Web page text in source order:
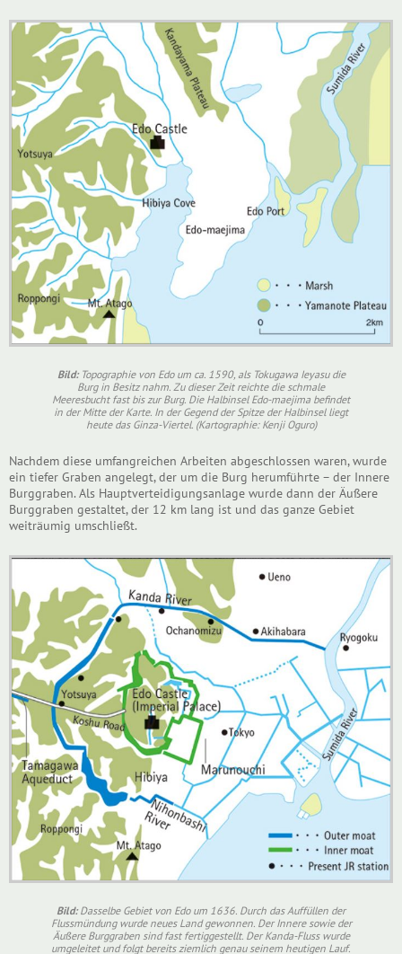
Bild:Topographie von Edo um ca. 1590, als Tokugawa Ieyasu die
Burg in Besitz nahm. Zu dieser Zeit reichte die schmale
Meeresbucht fast bis zur Burg. Die Halbinsel Edo-maejima befindet
in der Mitte der Karte. In der Gegend der Spitze der Halbinsel liegt
heute das Ginza-Viertel. (Kartographie: Kenji Oguro)
Nachdem diese umfangreichen Arbeiten abgeschlossen waren, wurde
ein tiefer Graben angelegt, der um die Burg herumführte – der Innere
Burggraben. Als Hauptverteidigungsanlage wurde dann der Äußere
Burggraben gestaltet, der 12 km lang ist und das ganze Gebiet
weiträumig umschließt.
Bild:Dasselbe Gebiet von Edo um 1636. Durch das Auffüllen der
Flussmündung wurde neues Land gewonnen. Der Innere sowie der
Äußere Burggraben sind fast fertiggestellt. Der Kanda-Fluss wurde
umgeleitet und folgt bereits ziemlich genau seinem heutigen Lauf.